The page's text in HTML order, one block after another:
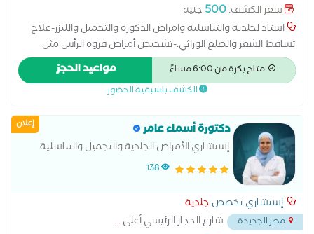
سعر الكشف:500 جنيه
استاذ لجلدية والتناسلية وامراض الذكورة والتجميل والليزر-علاج
تساقط الشعر والصلع الوراثي.-تشخيص أمراض فروة الرأس مثل
القشرة والالتهابات.-تقديم خطط علاج دوائية أو تجميلية-العنايه
بالبشره والشعر -حقن الميزوثيرابي والبلازما-والخلايا الجذعية للشعر
والبشره-حقن الهالات السوداء بالبلازما والميزوثيرابي حقن الشفايف
الخراج ،ازاله الكيس الدهني ، ازاله الاظافر ،ازاله الزوائد الجلديه ، ازاله
السنط والثالول-والديرما بن
متاح بكرة من 6:00 مساءً مواعيد الحجز
الكشف باسبقية الحضور
إعلان دكتورة أسماء عامر
إستشاري الأمراض الجلدية والتجميل والتناسلية
138
إستشاري تخصص جلدية
مصر الجديدة شارع الحجاز الرئيسي أعلى...